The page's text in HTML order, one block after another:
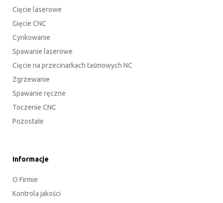
Cięcie laserowe
Gięcie CNC
Cynkowanie
Spawanie laserowe
Cięcie na przecinarkach taśmowych NC
Zgrzewanie
Spawanie ręczne
Toczenie CNC
Pozostałe
Informacje
O Firmie
Kontrola jakości